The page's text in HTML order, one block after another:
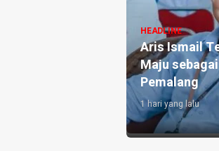
HEADLINE
Kejari
Mantri Bank
Korupsi Dana
Rugikan
2 hari yang lalu